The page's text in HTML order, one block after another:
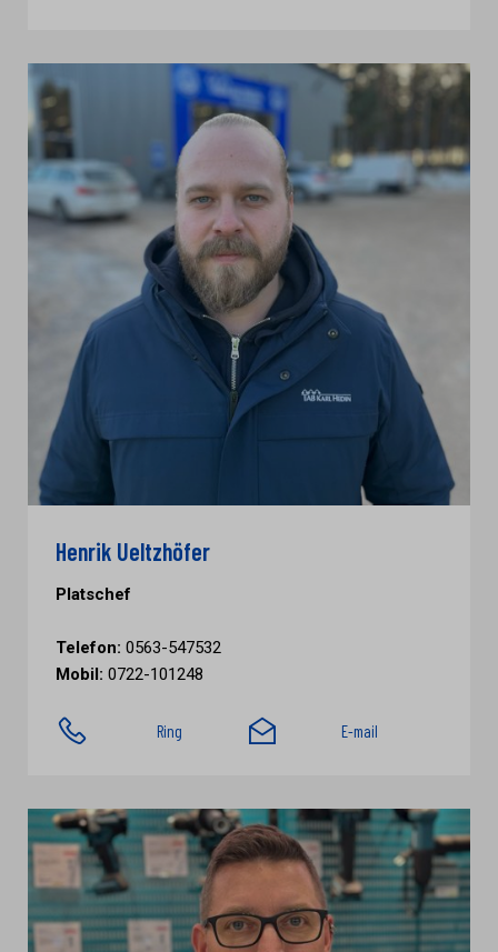
Henrik Ueltzhöfer
Platschef
Telefon: 0563-547532
Mobil: 0722-101248
Ring E-mail